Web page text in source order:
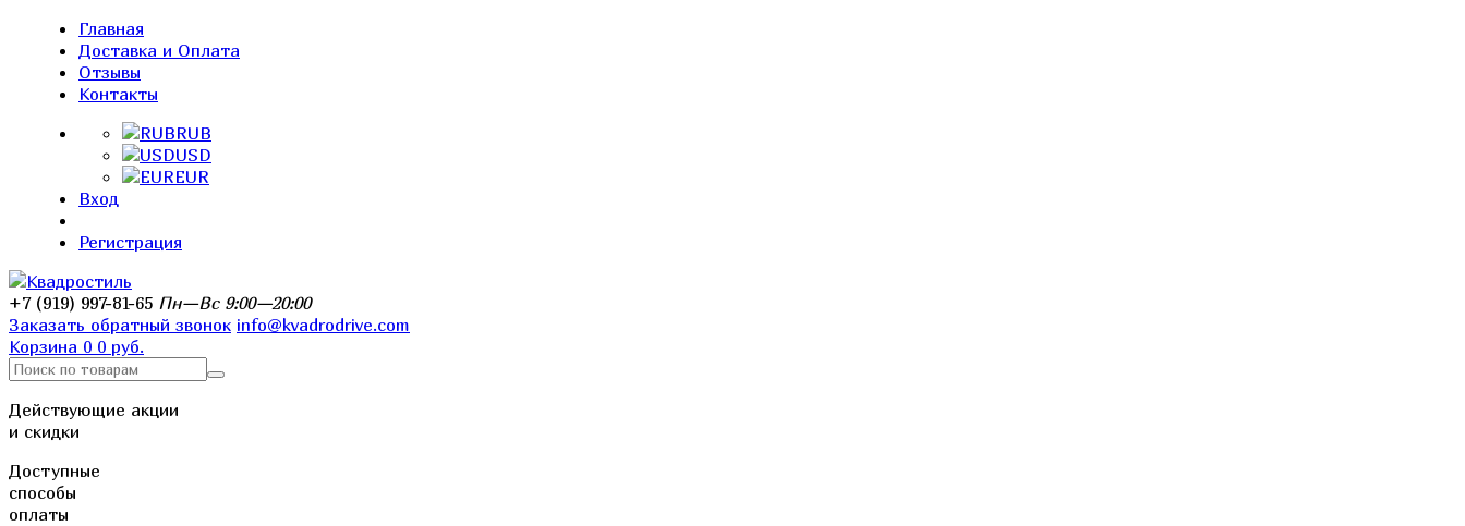
Главная
Доставка и Оплата
Отзывы
Контакты
RUB
USD
EUR
Вход
Регистрация
+7 (919) 997-81-65 Пн—Вс 9:00—20:00
Заказать обратный звонок info@kvadrodrive.com
Корзина 0 0 руб.
Действующие акции
и скидки
Доступные
способы
оплаты